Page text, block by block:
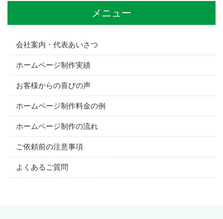
メニュー
会社案内・代表あいさつ
ホームページ制作実績
お客様からの喜びの声
ホームページ制作料金の例
ホームページ制作の流れ
ご依頼前の注意事項
よくあるご質問